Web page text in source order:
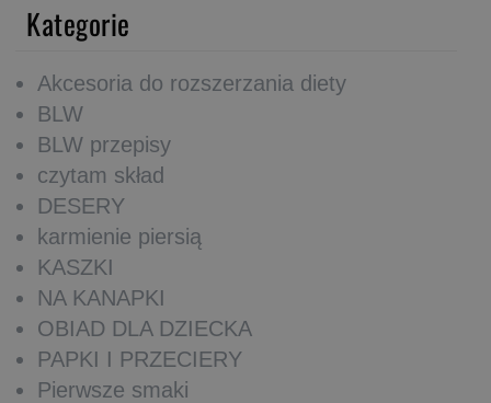
Kategorie
Akcesoria do rozszerzania diety
BLW
BLW przepisy
czytam skład
DESERY
karmienie piersią
KASZKI
NA KANAPKI
OBIAD DLA DZIECKA
PAPKI I PRZECIERY
Pierwsze smaki